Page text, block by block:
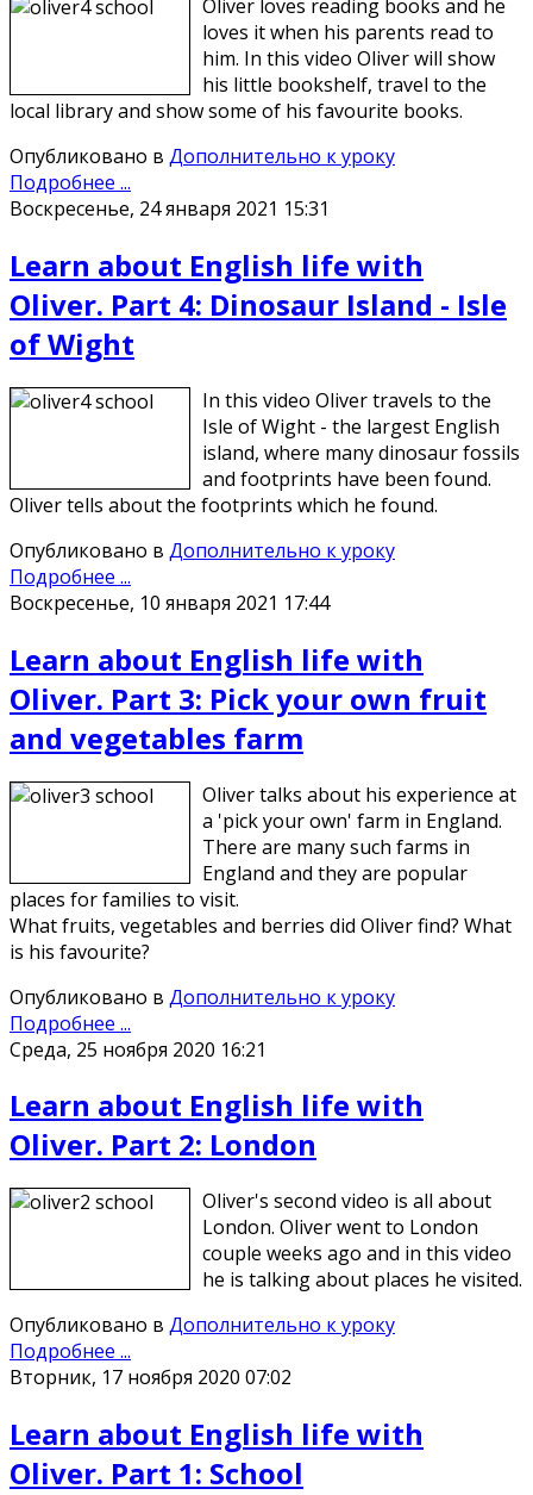
Oliver loves reading books and he
loves it when his parents read to
him. In this video Oliver will show
his little bookshelf, travel to the
local library and show some of his favourite books.
Опубликовано в Дополнительно к уроку
Подробнее ...
Воскресенье, 24 января 2021 15:31
Learn about English life with
Oliver. Part 4: Dinosaur Island - Isle
of Wight
In this video Oliver travels to the
Isle of Wight - the largest English
island, where many dinosaur fossils
and footprints have been found.
Oliver tells about the footprints which he found.
Опубликовано в Дополнительно к уроку
Подробнее ...
Воскресенье, 10 января 2021 17:44
Learn about English life with
Oliver. Part 3: Pick your own fruit
and vegetables farm
Oliver talks about his experience at
a 'pick your own' farm in England.
There are many such farms in
England and they are popular
places for families to visit.
What fruits, vegetables and berries did Oliver find? What
is his favourite?
Опубликовано в Дополнительно к уроку
Подробнее ...
Среда, 25 ноября 2020 16:21
Learn about English life with
Oliver. Part 2: London
Oliver's second video is all about
London. Oliver went to London
couple weeks ago and in this video
he is talking about places he visited.
Опубликовано в Дополнительно к уроку
Подробнее ...
Вторник, 17 ноября 2020 07:02
Learn about English life with
Oliver. Part 1: School